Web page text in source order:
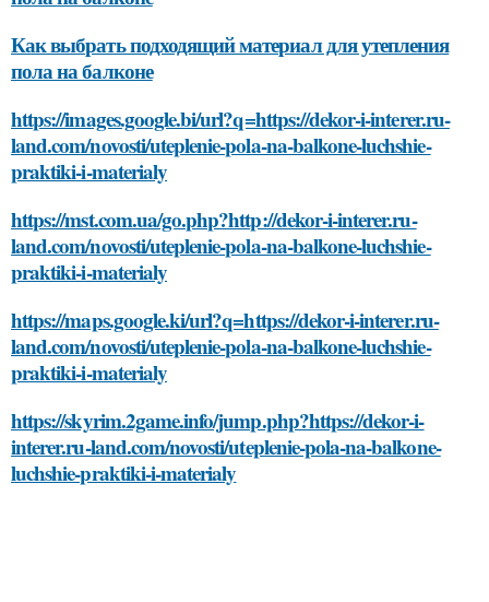
Как выбрать подходящий материал для утепления
пола на балконе
https://images.google.bi/url?q=https://dekor-i-interer.ru-
land.com/novosti/uteplenie-pola-na-balkone-luchshie-
praktiki-i-materialy
https://mst.com.ua/go.php?http://dekor-i-interer.ru-
land.com/novosti/uteplenie-pola-na-balkone-luchshie-
praktiki-i-materialy
https://maps.google.ki/url?q=https://dekor-i-interer.ru-
land.com/novosti/uteplenie-pola-na-balkone-luchshie-
praktiki-i-materialy
https://skyrim.2game.info/jump.php?https://dekor-i-
interer.ru-land.com/novosti/uteplenie-pola-na-balkone-
luchshie-praktiki-i-materialy